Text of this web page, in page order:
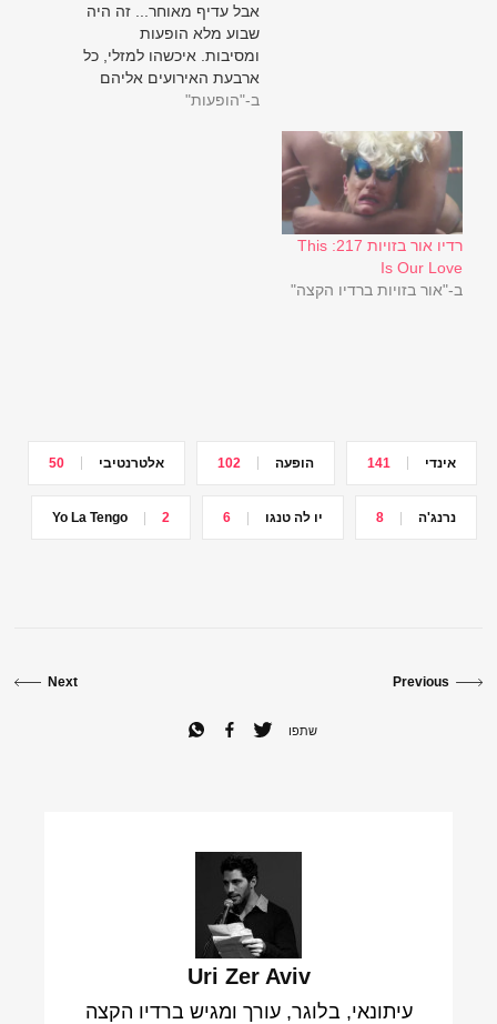
אבל עדיף מאוחר... זה היה
שבוע מלא הופעות
ומסיבות. איכשהו למזלי, כל
ארבעת האירועים אליהם
יצאתי היו מוצלחים
ב-"הופעות"
רדיו אור בזויות 217: This
Is Our Love
ב-"אור בזויות ברדיו הקצה"
אינדי 141 הופעה 102 אלטרנטיבי 50
נרנג'ה 8 יו לה טנגו 6
Yo La Tengo 2
Previous
Next
שתפו
Uri Zer Aviv
עיתונאי, בלוגר, עורך ומגיש ברדיו הקצה